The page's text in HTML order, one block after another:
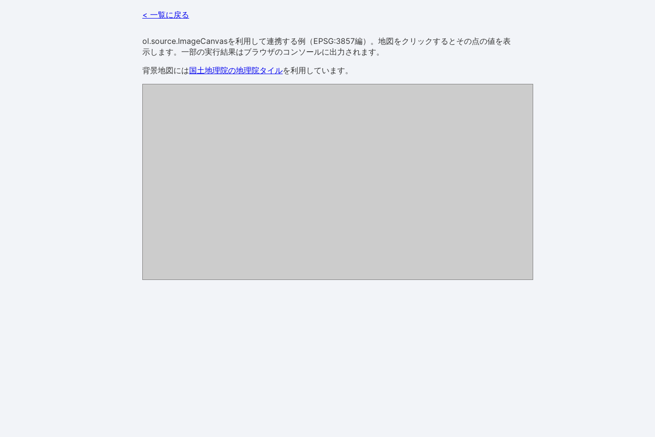
< 一覧に戻る
ol.source.ImageCanvasを利用して連携する例（EPSG:3857編）。地図をクリックするとその点の値を表
示します。一部の実行結果はブラウザのコンソールに出力されます。
背景地図には国土地理院の地理院タイルを利用しています。